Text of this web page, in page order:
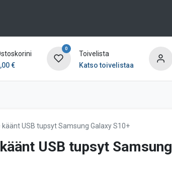
€
0
Toivelista
Katso toivelistaa
USB tupsyt Samsung Galaxy S10+
USB tupsyt Samsung